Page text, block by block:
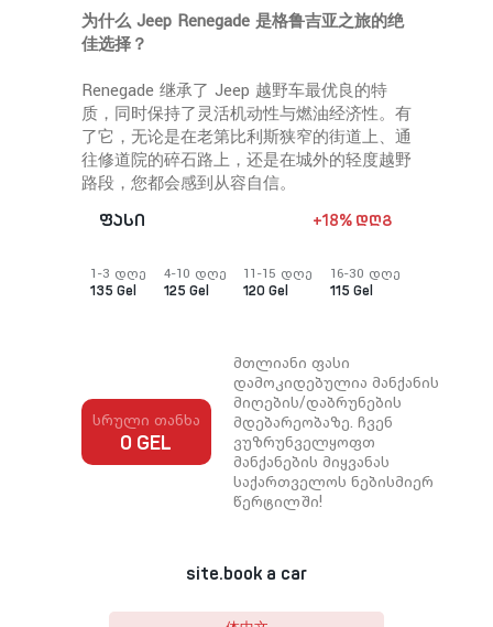
为什么 Jeep Renegade 是格鲁吉亚之旅的绝
佳选择？
Renegade 继承了 Jeep 越野车最优良的特
质，同时保持了灵活机动性与燃油经济性。有
了它，无论是在老第比利斯狭窄的街道上、通
往修道院的碎石路上，还是在城外的轻度越野
路段，您都会感到从容自信。
ფასი
1-3 დღე
135 Gel
4-10 დღე
125 Gel
11-15 დღე
120 Gel
16-30 დღე
115 Gel
+18% დღგ
სრული თანხა
0 GEL
მთლიანი ფასი
დამოკიდებულია მანქანის
მიღების/დაბრუნების
მდებარეობაზე. ჩვენ
ვუზრუნველყოფთ
მანქანების მიყვანას
საქართველოს ნებისმიერ
წერტილში!
site.book a car